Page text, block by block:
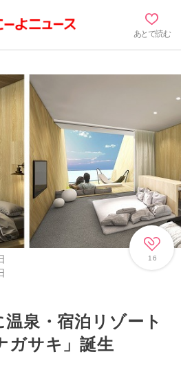
あとで読む
16
泉・宿泊リゾート
ガサキ」誕生